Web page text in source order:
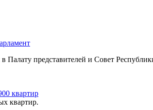
Палату представителей и Совет
квартир
квартир.